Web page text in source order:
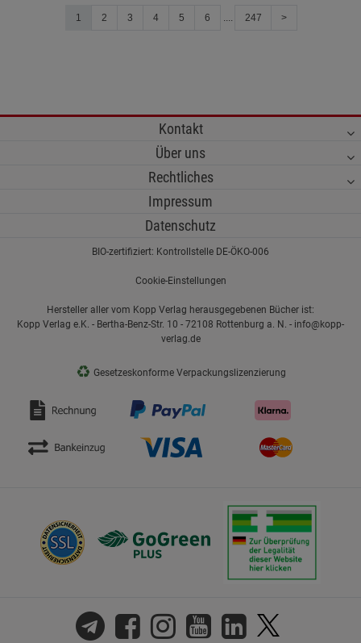
1 2 3 4 5 6 247 >
Kontakt
Über uns
Rechtliches
Impressum
Datenschutz
BIO-zertifiziert: Kontrollstelle DE-ÖKO-006
Cookie-Einstellungen
Hersteller aller vom Kopp Verlag herausgegebenen Bücher ist:
Kopp Verlag e.K. - Bertha-Benz-Str. 10 - 72108 Rottenburg a. N. - info@kopp-
verlag.de
♻ Gesetzeskonforme Verpackungslizenzierung